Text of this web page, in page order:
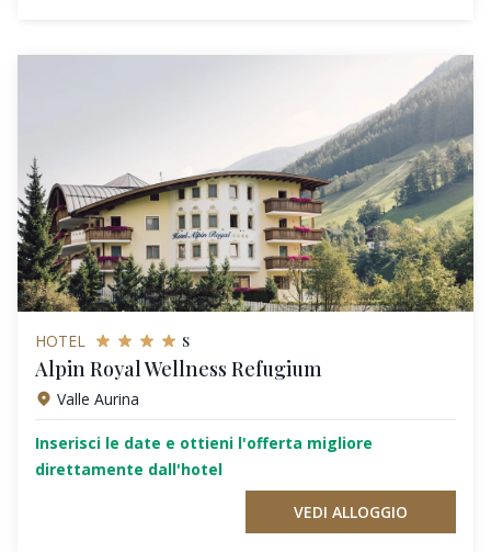
HOTEL s
Alpin Royal Wellness Refugium
Valle Aurina
Inserisci le date e ottieni l'offerta migliore
direttamente dall'hotel
VEDI ALLOGGIO